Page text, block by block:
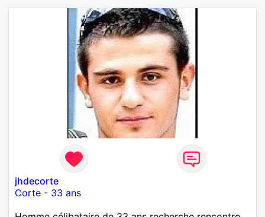
jhdecorte
Corte - 33 ans